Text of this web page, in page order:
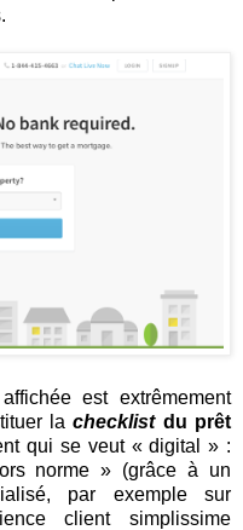
affichée est extrêmement
lachecklistdu prêt
qui se veut « digital » :
norme » (grâce à un
par exemple sur
client simplissime